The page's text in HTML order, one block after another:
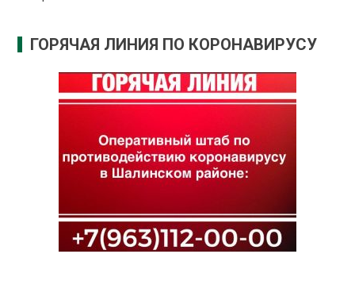
ГОРЯЧАЯ ЛИНИЯ ПО КОРОНАВИРУСУ